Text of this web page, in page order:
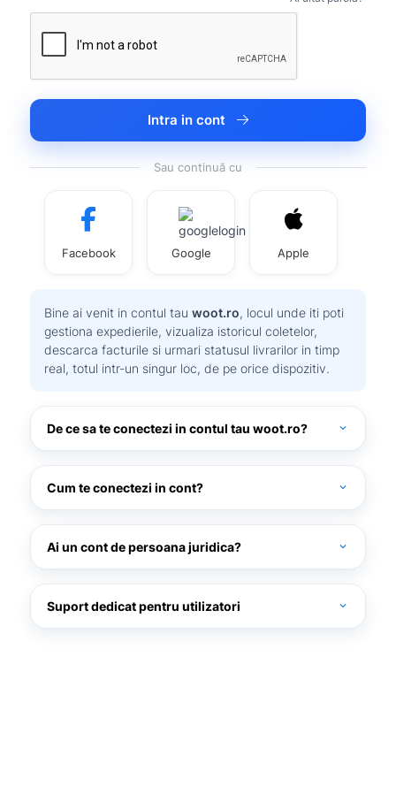
Intra in cont
Sau continuă cu
Facebook Google Apple
Bine ai venit in contul tau woot.ro, locul unde iti poti
gestiona expedierile, vizualiza istoricul coletelor,
descarca facturile si urmari statusul livrarilor in timp
real, totul intr-un singur loc, de pe orice dispozitiv.
De ce sa te conectezi in contul tau woot.ro? expand_more
Cum te conectezi in cont? expand_more
woot.ro
Ai un cont de persoana juridica? expand_more
Suport dedicat pentru utilizatori expand_more